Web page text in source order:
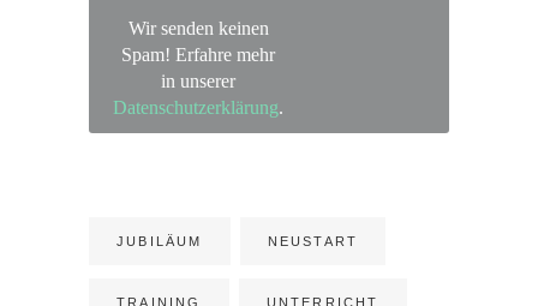
Wir senden keinen
Spam! Erfahre mehr
in unserer
Datenschutzerklärung.
JUBILÄUM NEUSTART
TRAINING UNTERRICHT